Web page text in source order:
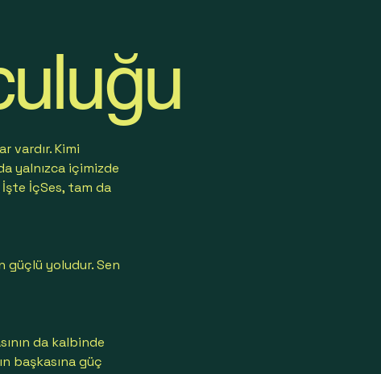
vardır. Kimi
yalnızca içimizde
İçSes, tam da
güçlü yoludur. Sen
da kalbinde
başkasına güç